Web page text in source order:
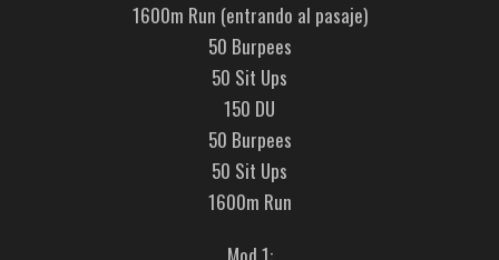
1600m Run (entrando al pasaje)
50 Burpees
50 Sit Ups
150 DU
50 Burpees
50 Sit Ups
1600m Run